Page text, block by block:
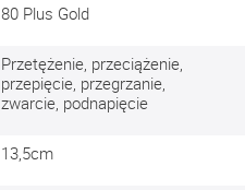
80 Plus Gold
Przetężenie, przeciążenie,
przepięcie, przegrzanie,
zwarcie, podnapięcie
13,5cm